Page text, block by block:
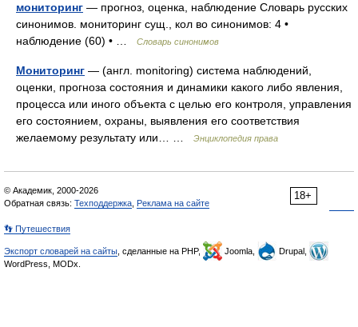
мониторинг — прогноз, оценка, наблюдение Словарь русских
синонимов. мониторинг сущ., кол во синонимов: 4 •
наблюдение (60) • …
Словарь синонимов
Мониторинг — (англ. monitoring) система наблюдений,
оценки, прогноза состояния и динамики какого либо явления,
процесса или иного объекта с целью его контроля, управления
его состоянием, охраны, выявления его соответствия
желаемому результату или… …
Энциклопедия права
18+
© Академик, 2000-2026
Обратная связь: Техподдержка Реклама на сайте
👣 Путешествия
Экспорт словарей на сайты , сделанные на PHP, Joomla,
Drupal,
WordPress, MODx.